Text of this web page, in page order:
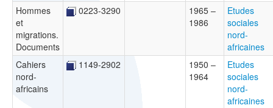
Hommes
et
migrations.
Documents
0223-3290
1965 –
1986
Etudes
sociales
nord-
africaines
Cahiers
nord-
africains
1149-2902
1950 –
1964
Etudes
sociales
nord-
africaines